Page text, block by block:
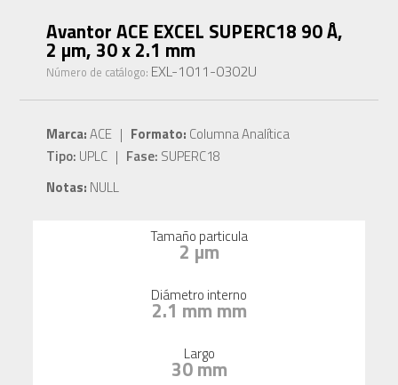
Avantor ACE EXCEL SUPERC18 90 Å,
2 µm, 30 x 2.1 mm
Número de catálogo: EXL-1011-0302U
Marca:ACE | Formato: Columna Analítica
Tipo: UPLC | Fase: SUPERC18
Notas: NULL
Tamaño particula
2 µm
Diámetro interno
2.1 mm mm
Largo
30 mm